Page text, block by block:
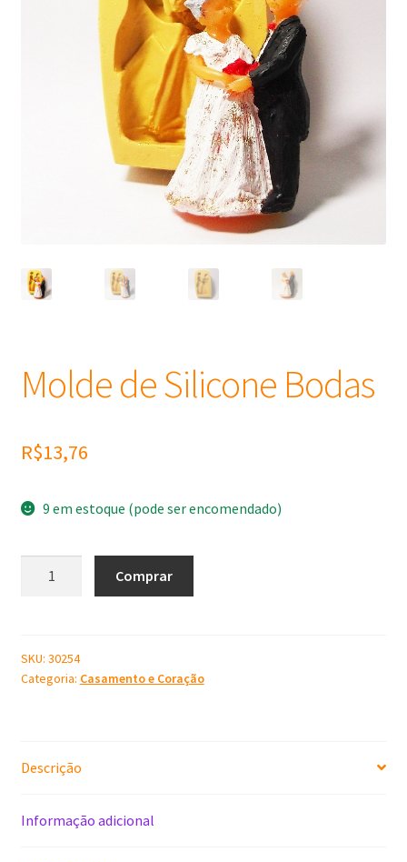
Matéria Prima
Corante, Pigmento e Óxido
Óleos
Molde de Silicone Bodas
R$13,76
9 em estoque (pode ser encomendado)
quantidade
Comprar
SKU: 30254
Categoria: Casamento e Coração
Descrição
Informação adicional